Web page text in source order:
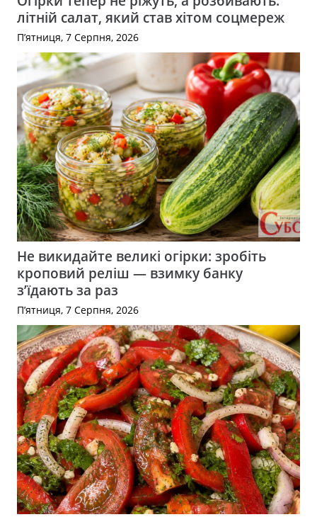
літній салат, який став хітом соцмереж
П’ятниця, 7 Серпня, 2026
Не викидайте великі огірки: зробіть
кроповий реліш — взимку банку
з’їдають за раз
П’ятниця, 7 Серпня, 2026